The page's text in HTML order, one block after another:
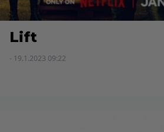
Lift
- 19.1.2023 09:22